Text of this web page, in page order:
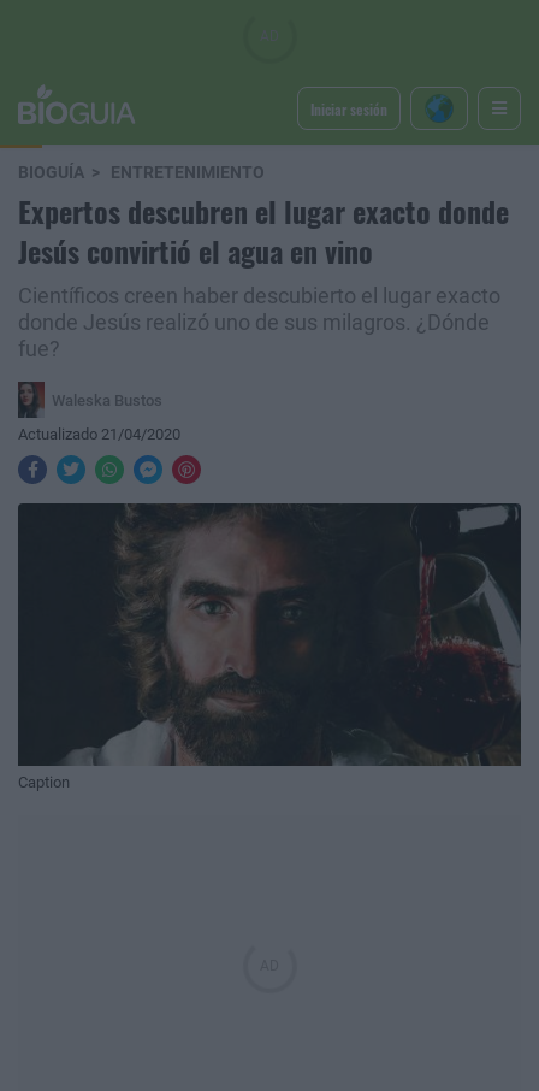
Iniciar sesión
BIOGUÍA ENTRETENIMIENTO
Expertos descubren el lugar exacto donde
Jesús convirtió el agua en vino
Científicos creen haber descubierto el lugar exacto
donde Jesús realizó uno de sus milagros. ¿Dónde
fue?
Waleska Bustos
Actualizado 21/04/2020
Caption